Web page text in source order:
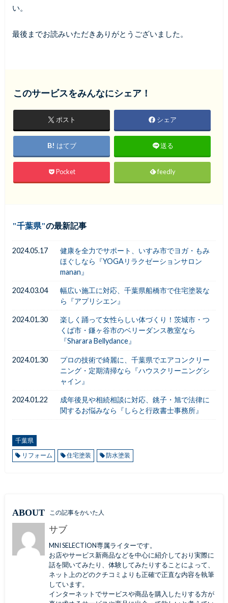
い。
最後までお読みいただきありがとうございました。
このサービスをみんなにシェア！
ポスト シェア
はてブ 送る
Pocket feedly
千葉県 の最新記事
2024.05.17
健康を全力でサポート、いすみ市でヨガ・もみ
ほぐしなら『YOGAリラクゼーションサロン
manan』
2024.03.04
幅広い施工に対応、千葉県船橋市で住宅塗装な
ら『アプリシエン』
2024.01.30
楽しく踊って女性らしい体づくり！茨城市・つ
くば市・鎌ヶ谷市のベリーダンス教室なら
『Sharara Bellydance』
2024.01.30
プロの技術で綺麗に、千葉県でエアコンクリー
ニング・定期清掃なら『ハウスクリーニングシ
ャイン』
2024.01.22
成年後見や相続相談に対応、銚子・旭で法律に
関するお悩みなら『しらと行政書士事務所』
千葉県
リフォーム
住宅塗装 防水塗装
ABOUT この記事をかいた人
サブ
MNI SELECTION専属ライターです。
お店やサービス新商品などを中心に紹介しており実際に
話を聞いてみたり、体験してみたりすることによって、
ネット上のどのクチコミよりも正確で正直な内容を執筆
しています。
インターネットでサービスや商品を購入したりする方が